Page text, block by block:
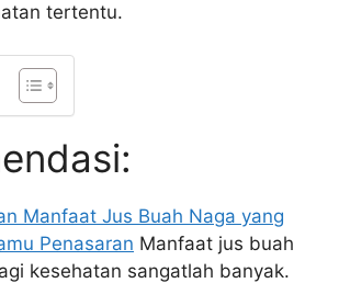
tertentu.
Manfaat Jus Buah Naga yang
Penasaran Manfaat jus buah
kesehatan sangatlah banyak.